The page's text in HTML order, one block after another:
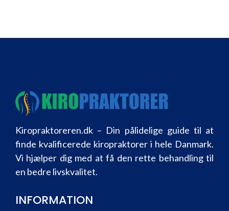
Kiropraktoreren.dk – Din pålidelige guide til at
finde kvalificerede kiropraktorer i hele Danmark.
Vi hjælper dig med at få den rette behandling til
en bedre livskvalitet.
INFORMATION